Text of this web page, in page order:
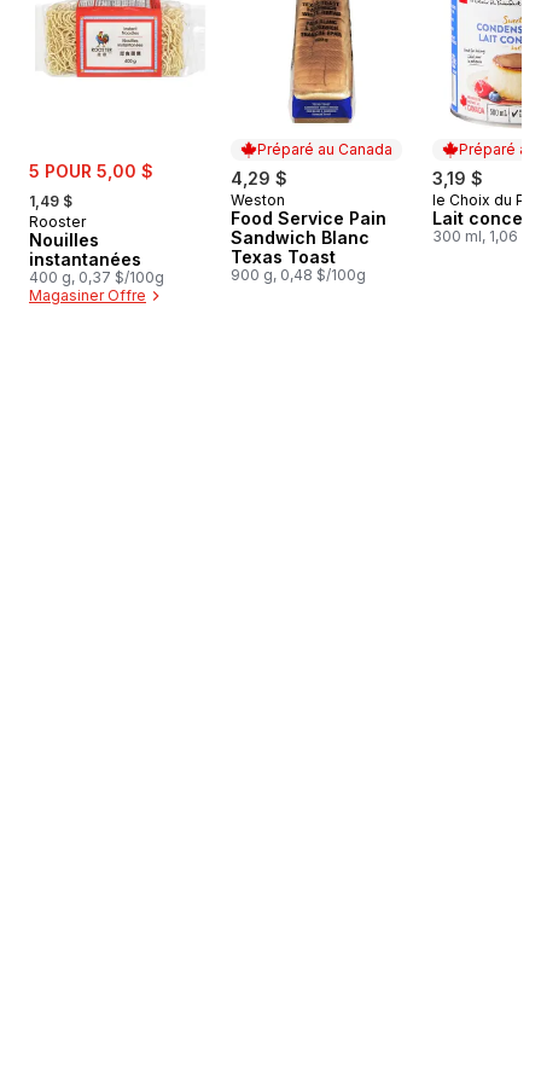
sale:
5 POUR 5,00 $
, formerly:
1,49 $
Rooster
Nouilles
instantanées
400 g, 0,37 $/100g
Magasiner Offre
Préparé au Canada
4,29 $
Préparé au Canada
Weston
Food Service Pain
Sandwich Blanc
Texas Toast
900 g, 0,48 $/100g
Préparé au
3,19 $
Préparé au
le Choix du
Lait
300 ml, 1,06 $/